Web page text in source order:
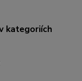
kategoriích